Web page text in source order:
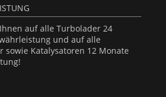
auf alle Turbolader 24
und auf alle
sowie Katalysatoren 12 Monate